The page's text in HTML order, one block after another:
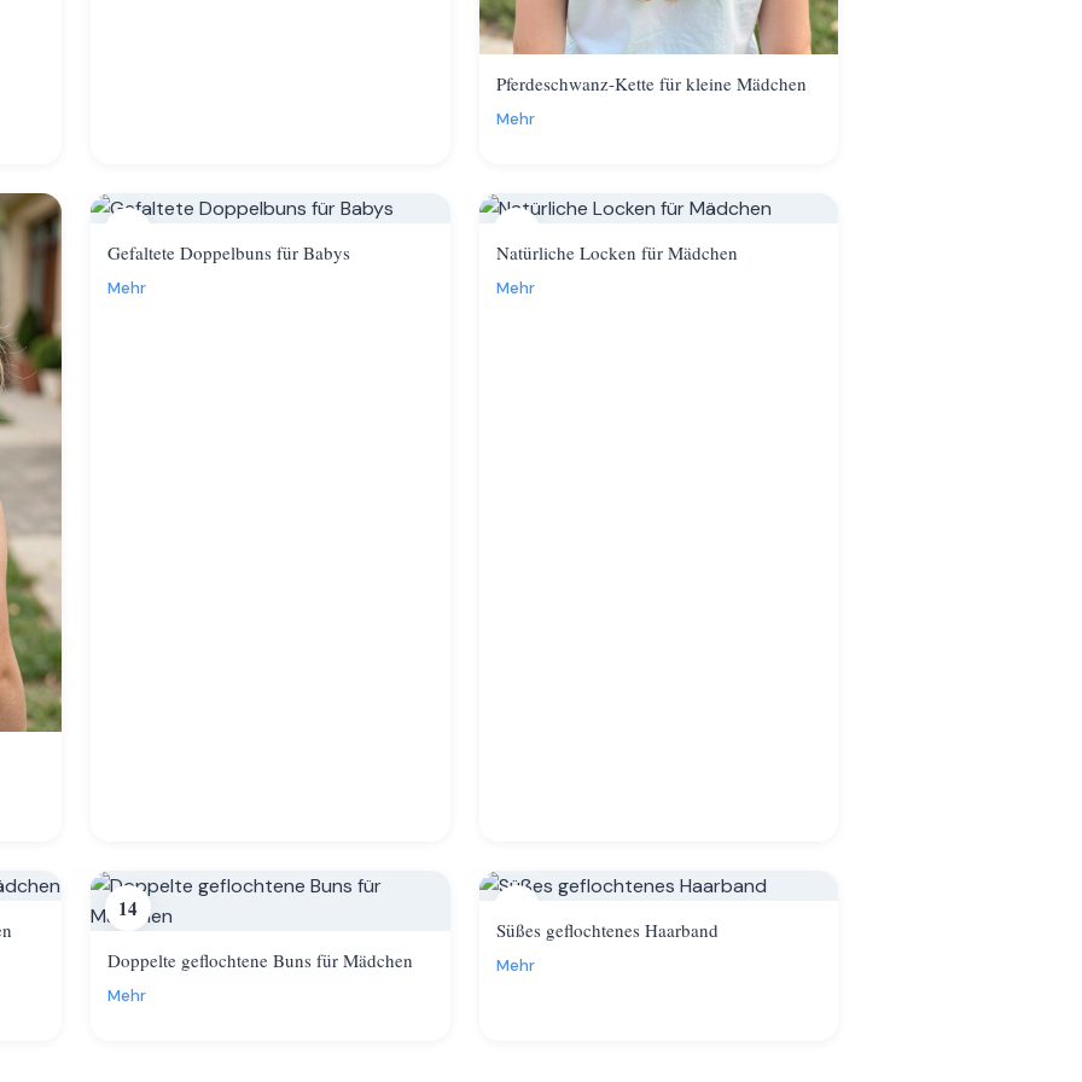
Pferdeschwanz-Kette für kleine Mädchen
Mehr
Gefaltete Doppelbuns für Babys
Mehr
Natürliche Locken für Mädchen
Mehr
14
Doppelte geflochtene Buns für Mädchen
Mehr
Süßes geflochtenes Haarband
Mehr